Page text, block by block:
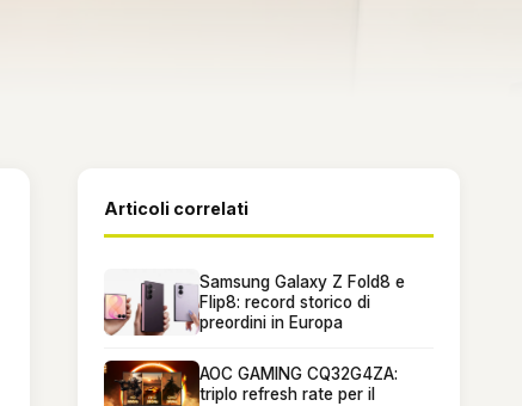
Articoli correlati
Samsung Galaxy Z Fold8 e
Flip8: record storico di
preordini in Europa
AOC GAMING CQ32G4ZA:
triplo refresh rate per il